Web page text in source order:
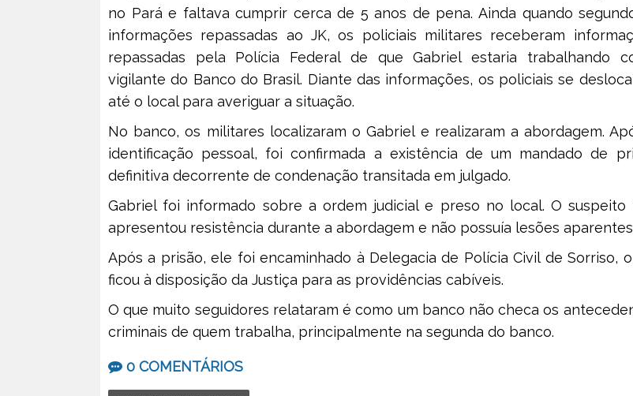
no Pará e faltava cumprir cerca de 5 anos de pena. Ainda quando
informações repassadas ao JK, os policiais militares receberam
repassadas pela Polícia Federal de que Gabriel estaria trabalhando
vigilante do Banco do Brasil. Diante das informações, os policiais se
até o local para averiguar a situação.
No banco, os militares localizaram o Gabriel e realizaram a abordagem.
identificação pessoal, foi confirmada a existência de um mandado de
definitiva decorrente de condenação transitada em julgado.
Gabriel foi informado sobre a ordem judicial e preso no local. O suspeito
apresentou resistência durante a abordagem e não possuía lesões
Após a prisão, ele foi encaminhado à Delegacia de Polícia Civil de Sorriso,
ficou à disposição da Justiça para as providências cabíveis.
O que muito seguidores relataram é como um banco não checa os
criminais de quem trabalha, principalmente na segunda do banco.
0 COMENTÁRIOS